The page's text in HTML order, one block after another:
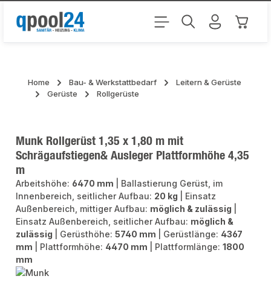
Zum Hauptinhalt springen
Home Bau- & Werkstattbedarf
Leitern & Gerüste
Gerüste
Rollgerüste
Munk Rollgerüst 1,35 x 1,80 m mit
Schrägaufstiegen& Ausleger Plattformhöhe 4,35
m
Arbeitshöhe: 6470 mm
Ballastierung Gerüst, im
Innenbereich, seitlicher Aufbau: 20 kg
Einsatz
Außenbereich, mittiger Aufbau: möglich & zulässig
Einsatz Außenbereich, seitlicher Aufbau: möglich &
zulässig
Gerüsthöhe:5740 mm Gerüstlänge: 4367
mm
Plattformhöhe: 4470 mm Plattformlänge:1800
mm